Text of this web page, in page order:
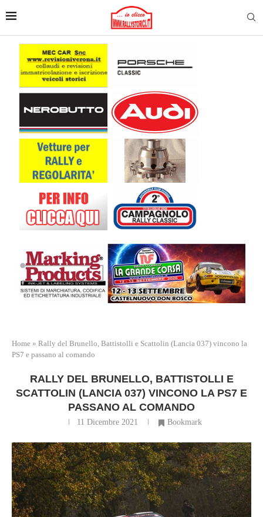
Home » Rally del Brunello, Battistolli e Scattolin (Lancia 037) vincono la
PS7 e passano al comando
RALLY DEL BRUNELLO, BATTISTOLLI E
SCATTOLIN (LANCIA 037) VINCONO LA PS7 E
PASSANO AL COMANDO
11 Dicembre 2021 Bookmark